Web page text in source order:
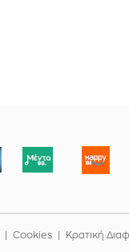
Cookies Κρατική